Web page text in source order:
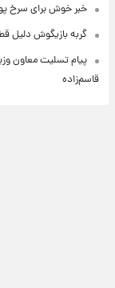
خبر خوش برای سرخ
گربه بازیگوش دلیل
پیام تسلیت معاون
قاسم‌زاده